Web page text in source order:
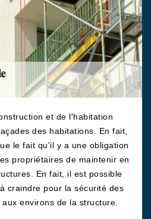
et de l'habitation
des habitations. En fait,
le fait qu'il y a une obligation
propriétaires de maintenir en
En fait, il est possible
craindre pour la sécurité des
environs de la structure.